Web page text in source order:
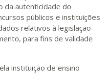
da autenticidade do
públicos e instituições
relativos à legislação
para fins de validade
instituição de ensino